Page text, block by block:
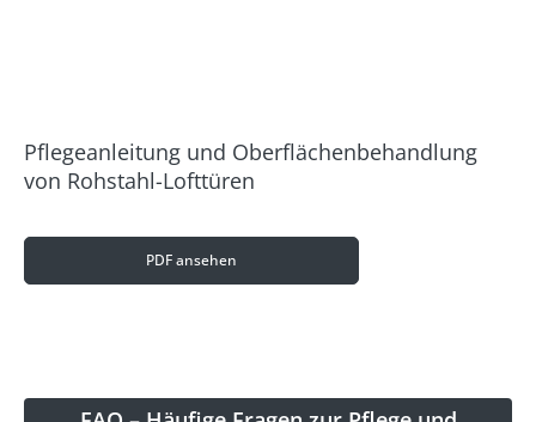
Pflegeanleitung und Oberflächenbehandlung
von Rohstahl-Lofttüren
PDF ansehen